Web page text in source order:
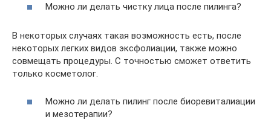
Можно ли делать чистку лица после пилинга?
В некоторых случаях такая возможность есть, после
некоторых легких видов эксфолиации, также можно
совмещать процедуры. С точностью сможет ответить
только косметолог.
Можно ли делать пилинг после биоревиталиации
и мезотерапии?